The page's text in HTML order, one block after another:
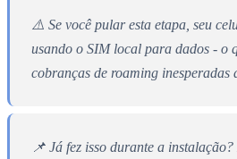
⚠️ Se você pular esta etapa, seu
usando o SIM local para dados - o
cobranças de roaming inesperadas
📌 Já fez isso durante a